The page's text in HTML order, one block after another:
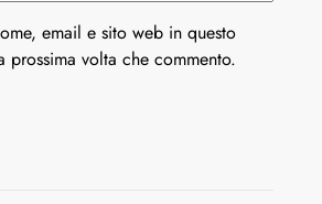
email e sito web in questo
prossima volta che commento.